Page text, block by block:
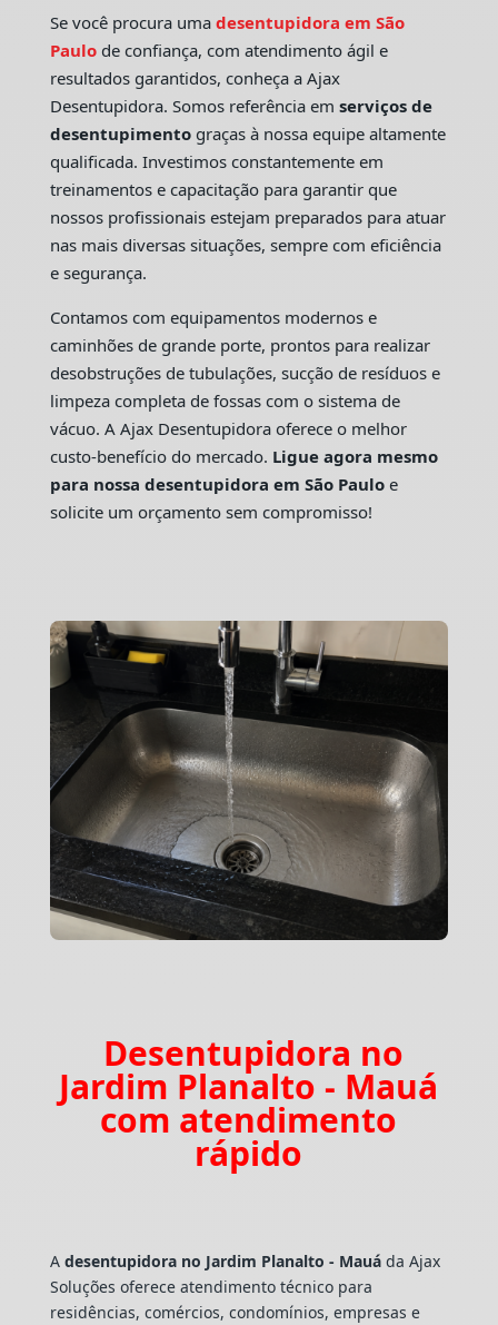
Se você procura uma desentupidora em São
Paulo de confiança, com atendimento ágil e
resultados garantidos, conheça a Ajax
Desentupidora. Somos referência em serviços de
desentupimentograças à nossa equipe altamente
qualificada. Investimos constantemente em
treinamentos e capacitação para garantir que
nossos profissionais estejam preparados para atuar
nas mais diversas situações, sempre com eficiência
e segurança.
Contamos com equipamentos modernos e
caminhões de grande porte, prontos para realizar
desobstruções de tubulações, sucção de resíduos e
limpeza completa de fossas com o sistema de
vácuo. A Ajax Desentupidora oferece o melhor
custo-benefício do mercado. Ligue agora mesmo
para nossa desentupidora em São Pauloe
solicite um orçamento sem compromisso!
Desentupidora no
Jardim Planalto - Mauá
com atendimento
rápido
A desentupidora no Jardim Planalto - Mauáda Ajax
Soluções oferece atendimento técnico para
residências, comércios, condomínios, empresas e